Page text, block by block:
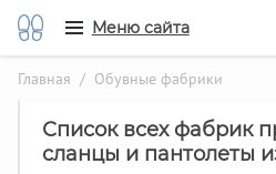
Меню сайта
Главная / Обувные фабрики
Список всех фабрик
сланцы и пантолеты